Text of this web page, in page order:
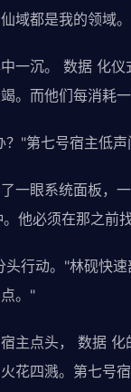
域都是我的领域
一沉。 数据 化
。而他们每消耗
？"第七号宿主低声
一眼系统面板，
他必须在那之前
头行动。"林砚快
。"
主点头， 数据
花四溅。第七号